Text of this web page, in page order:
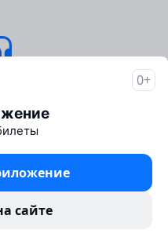
программа
0+
сайте